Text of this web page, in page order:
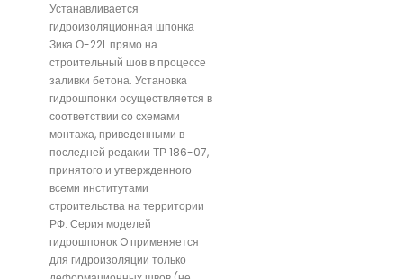
Устанавливается
гидроизоляционная шпонка
Зика О-22L прямо на
строительный шов в процессе
заливки бетона. Установка
гидрошпонки осуществляется в
соответствии со схемами
монтажа, приведенными в
последней редакии ТР 186-07,
принятого и утвержденного
всеми институтами
строительства на территории
РФ. Серия моделей
гидрошпонок O применяется
для гидроизоляции только